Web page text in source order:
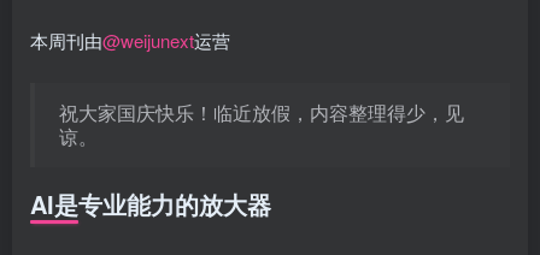
本周刊由@weijunext运营
祝大家国庆快乐！临近放假，内容整理得少，见
谅。
AI是专业能力的放大器